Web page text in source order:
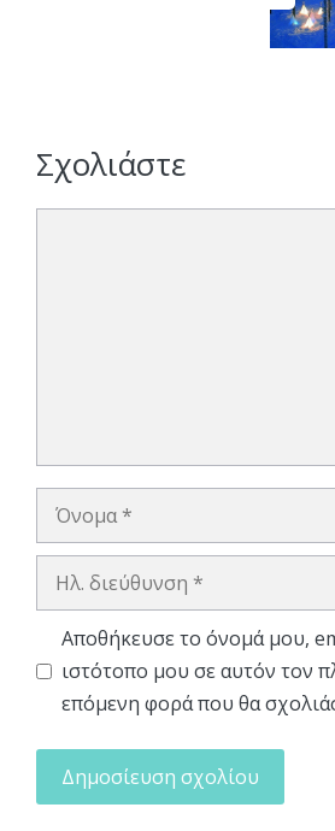
Σχολιάστε
Όνομα
Ηλ.
διεύθυνση
Αποθήκευσε το όνομά μου,
ιστότοπο μου σε αυτόν τον
επόμενη φορά που θα